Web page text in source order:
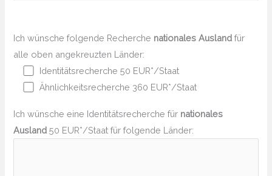
Ich wünsche folgende Recherche nationales Ausland für
alle oben angekreuzten Länder:
Identitätsrecherche 50 EUR*/Staat
Ähnlichkeitsrecherche 360 EUR*/Staat
Ich wünsche eine Identitätsrecherche für nationales
Ausland 50 EUR*/Staat für folgende Länder: